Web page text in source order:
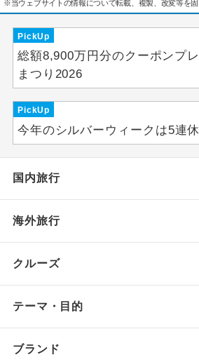
※当ウェブサイトの情報について転載、複製、改変等を固
PickUp
総額8,900万円分のクーポンプ
まつり2026
PickUp
今年のシルバーウィークは5連休
国内旅行
海外旅行
クルーズ
テーマ・目的
ブランド